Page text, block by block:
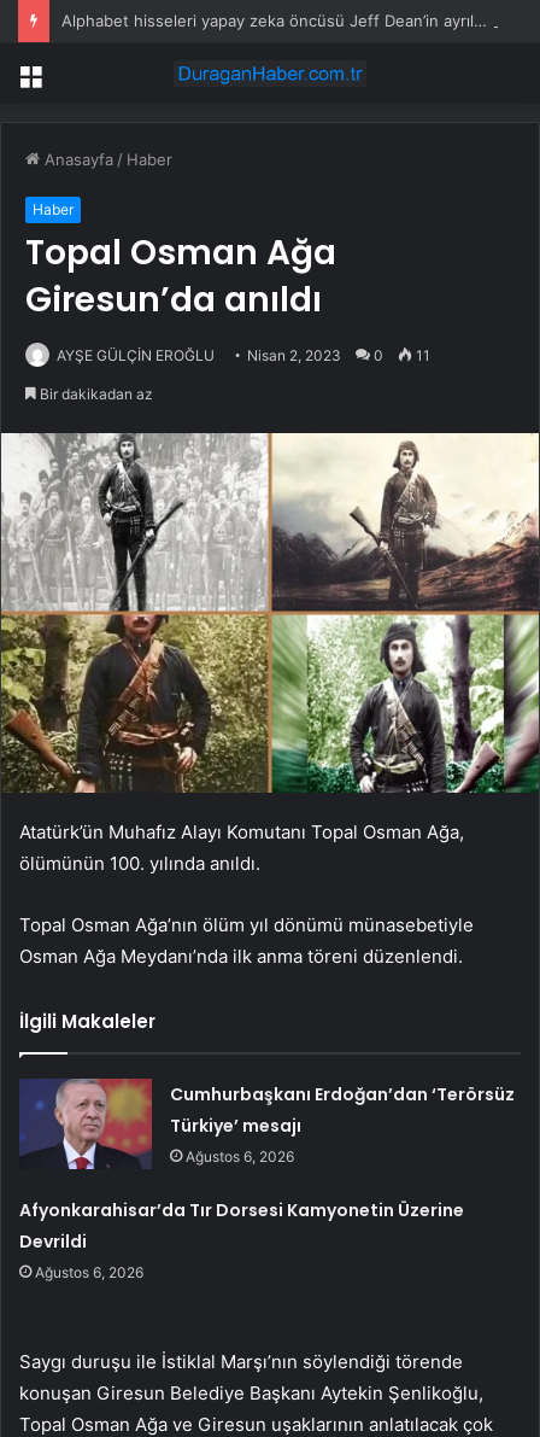
Alphabet hisseleri yapay zeka öncüsü Jeff Dean’in ayrılmasıyla %5 düştü
Menü
Anasayfa / Haber
Haber
Topal Osman Ağa
Giresun’da anıldı
AYŞE GÜLÇİN EROĞLU Nisan 2, 2023 0 11
Bir dakikadan az
Atatürk’ün Muhafız Alayı Komutanı Topal Osman Ağa,
ölümünün 100. yılında anıldı.
Topal Osman Ağa’nın ölüm yıl dönümü münasebetiyle
Osman Ağa Meydanı’nda ilk anma töreni düzenlendi.
İlgili Makaleler
Cumhurbaşkanı Erdoğan’dan ‘Terörsüz
Türkiye’ mesajı
Ağustos 6, 2026
Afyonkarahisar’da Tır Dorsesi Kamyonetin Üzerine
Devrildi
Ağustos 6, 2026
Saygı duruşu ile İstiklal Marşı’nın söylendiği törende
konuşan Giresun Belediye Başkanı Aytekin Şenlikoğlu,
Topal Osman Ağa ve Giresun uşaklarının anlatılacak çok